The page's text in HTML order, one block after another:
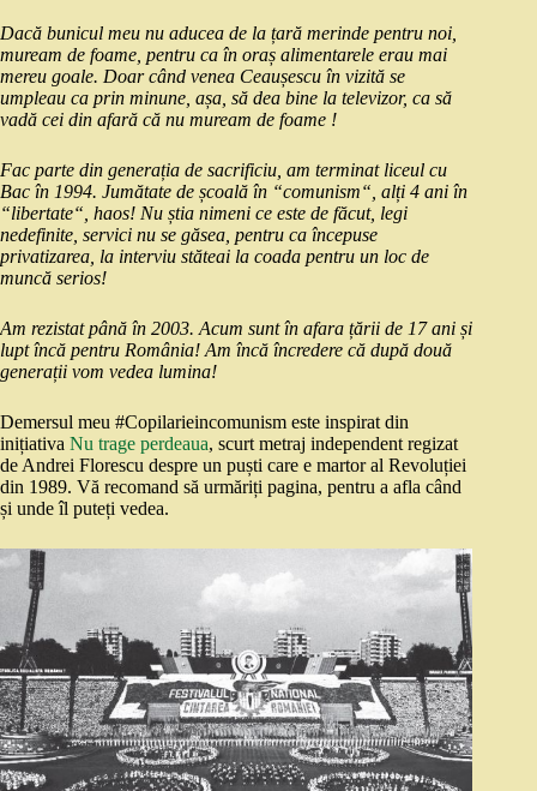
Dacă bunicul meu nu aducea de la țară merinde pentru noi,
muream de foame, pentru ca în oraș alimentarele erau mai
mereu goale. Doar când venea Ceaușescu în vizită se
umpleau ca prin minune, așa, să dea bine la televizor, ca să
vadă cei din afară că nu muream de foame !
Fac parte din generația de sacrificiu, am terminat liceul cu
Bac în 1994. Jumătate de școală în “comunism“, alți 4 ani în
“libertate“, haos! Nu știa nimeni ce este de făcut, legi
nedefinite, servici nu se găsea, pentru ca începuse
privatizarea, la interviu stăteai la coada pentru un loc de
muncă serios!
Am rezistat până în 2003. Acum sunt în afara țării de 17 ani și
lupt încă pentru România! Am încă încredere că după două
generații vom vedea lumina!
Demersul meu #Copilarieincomunism este inspirat din
inițiativa Nu trage perdeaua, scurt metraj independent regizat
de Andrei Florescu despre un puști care e martor al Revoluției
din 1989. Vă recomand să urmăriți pagina, pentru a afla când
și unde îl puteți vedea.